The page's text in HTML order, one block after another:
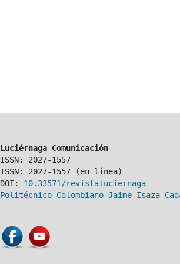
Luciérnaga Comunicación
ISSN: 2027-1557
ISSN: 2027-1557 (en línea)
DOI: 10.33571/revistaluciernaga
Politécnico Colombiano Jaime Isaza